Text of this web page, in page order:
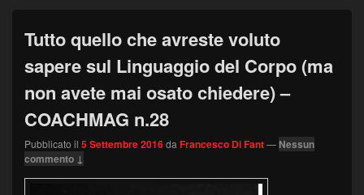
Tutto quello che avreste voluto
sapere sul Linguaggio del Corpo (ma
non avete mai osato chiedere) –
COACHMAG n.28
Pubblicato il 5 Settembre 2016da Francesco Di Fant— Nessun
commento ↓